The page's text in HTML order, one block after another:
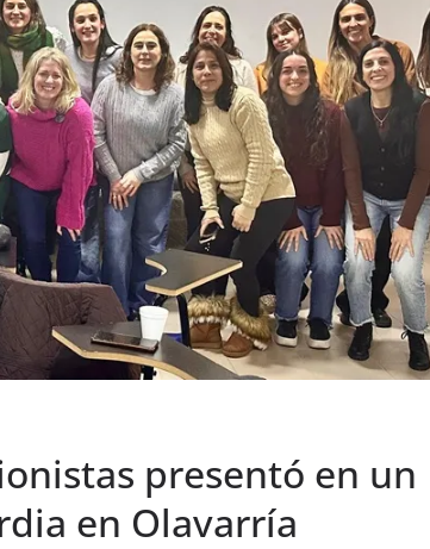
presentó en un
en Olavarría